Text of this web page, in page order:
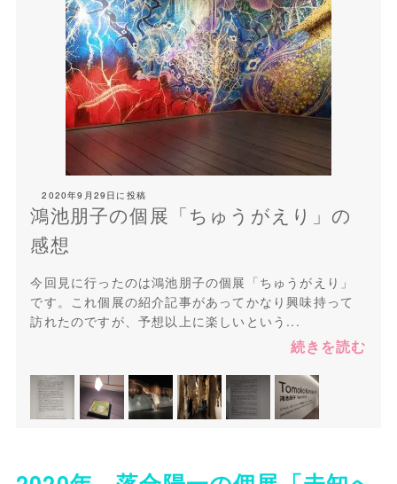
2020年9月29日 に投稿
鴻池朋子の個展「ちゅうがえり」の
感想
今回見に行ったのは鴻池朋子の個展「ちゅうがえり」
です。これ個展の紹介記事があってかなり興味持って
訪れたのですが、予想以上に楽しいという...
続きを読む